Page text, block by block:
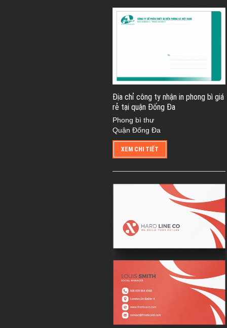
Địa chỉ công ty nhận in phong bì giá
rẻ tại quận Đống Đa
Phong bì thư
Quận Đống Đa
XEM CHI TIẾT